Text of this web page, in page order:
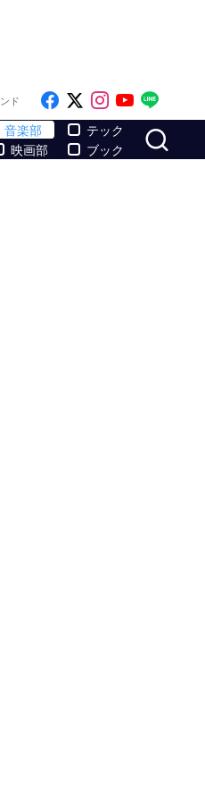
ド Like on Facebook
Follow on x
Follow on
Follow
音楽部
映画部
テック
ブック